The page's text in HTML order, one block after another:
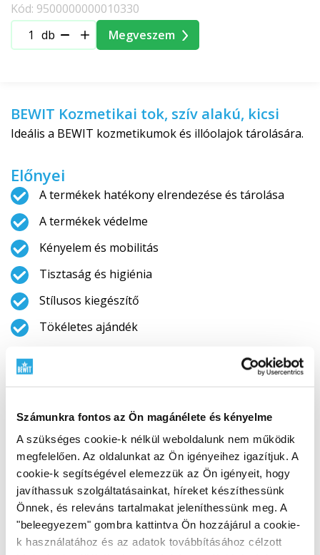
Számunkra fontos az Ön magánélete és kényelme
A szükséges cookie-k nélkül weboldalunk nem működik
megfelelően. Az oldalunkat az Ön igényeihez igazítjuk. A
cookie-k segítségével elemezzük az Ön igényeit, hogy
javíthassuk szolgáltatásainkat, híreket készíthessünk
Önnek, és releváns tartalmakat jeleníthessünk meg. A
"beleegyezem" gombra kattintva Ön hozzájárul a cookie-
k használatához és az adatok továbbításához célzott
Kód: 9500000000010330
db
Megveszem
BEWIT Kozmetikai tok, szív alakú, kicsi
Ideális a BEWIT kozmetikumok és illóolajok tárolására.
Előnyei
A termékek hatékony elrendezése és tárolása
A termékek védelme
Kényelem és mobilitás
Tisztaság és higiénia
Stílusos kiegészítő
Tökéletes ajándék
Termékleírás
Mérete:
Hossza 16 cm, szélessége 14 cm, mélysége 6 cm.
Értékelések